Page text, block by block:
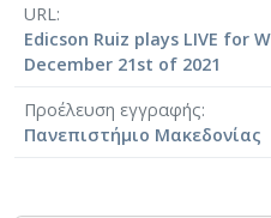
URL
Edicson Ruiz plays LIVE for
December 21st of 2021
Προέλευση εγγραφής
Πανεπιστήμιο Μακεδονίας